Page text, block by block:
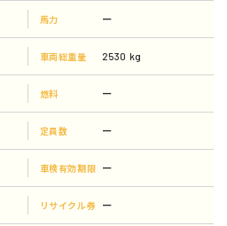
馬力 ー
車両総重量 2530 kg
燃料 ー
定員数 ー
車検有効期限 ー
リサイクル券 ー